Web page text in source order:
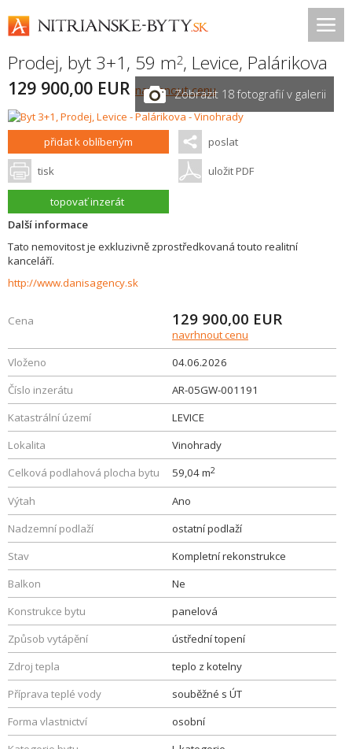
Prodej, byt 3+1, 59 m2, Levice, Palárikova
129 900,00 EUR navrhnout cenuZobrazit 18 fotografií v galerii
přidat k oblíbeným poslat
tisk uložit PDF
topovať inzerát
Další informace
Tato nemovitost je exkluzivně zprostředkovaná touto realitní
kanceláří.
http://www.danisagency.sk
Cena 129 900,00 EUR
navrhnout cenu
Vloženo
04.06.2026
Číslo inzerátu
AR-05GW-001191
Katastrální území
LEVICE
Lokalita
Vinohrady
Celková podlahová plocha bytu
59,04 m2
Výtah
Ano
Nadzemní podlaží
ostatní podlaží
Stav
Kompletní rekonstrukce
Balkon
Ne
Konstrukce bytu
panelová
Způsob vytápění
ústřední topení
Zdroj tepla
teplo z kotelny
Příprava teplé vody
souběžné s ÚT
Forma vlastnictví
osobní